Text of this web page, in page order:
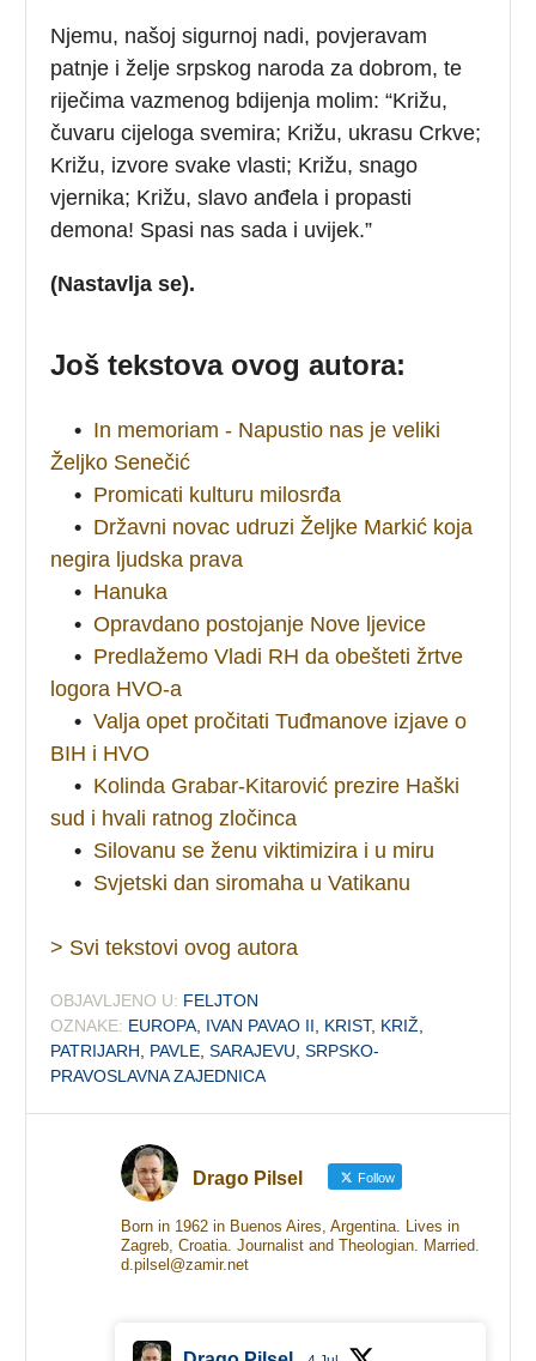
Njemu, našoj sigurnoj nadi, povjeravam
patnje i želje srpskog naroda za dobrom, te
riječima vazmenog bdijenja molim: “Križu,
čuvaru cijeloga svemira; Križu, ukrasu Crkve;
Križu, izvore svake vlasti; Križu, snago
vjernika; Križu, slavo anđela i propasti
demona! Spasi nas sada i uvijek.”
(Nastavlja se).
Još tekstova ovog autora:
• In memoriam - Napustio nas je veliki
Željko Senečić
• Promicati kulturu milosrđa
• Državni novac udruzi Željke Markić koja
negira ljudska prava
• Hanuka
• Opravdano postojanje Nove ljevice
• Predlažemo Vladi RH da obešteti žrtve
logora HVO-a
• Valja opet pročitati Tuđmanove izjave o
BIH i HVO
• Kolinda Grabar-Kitarović prezire Haški
sud i hvali ratnog zločinca
• Silovanu se ženu viktimizira i u miru
• Svjetski dan siromaha u Vatikanu
> Svi tekstovi ovog autora
OBJAVLJENO U: FELJTON
OZNAKE: EUROPA IVAN PAVAO II KRIST, KRIŽ
PATRIJARH
PAVLE ,SARAJEVU ,SRPSKO-
PRAVOSLAVNA ZAJEDNICA
Drago Pilsel Follow
Born in 1962 in Buenos Aires, Argentina. Lives in
Zagreb, Croatia. Journalist and Theologian. Married.
d.pilsel@zamir.net